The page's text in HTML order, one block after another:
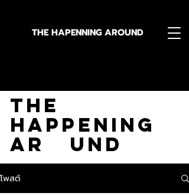
THE HAPENNING AROUND
The
Happening
Ar und
โพสต์